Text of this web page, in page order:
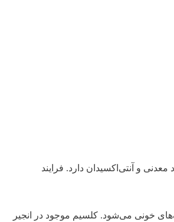
و آنتی‌اکسیدان دارد. فرایند
خونی می‌شود. کلسیم موجود در انجیر